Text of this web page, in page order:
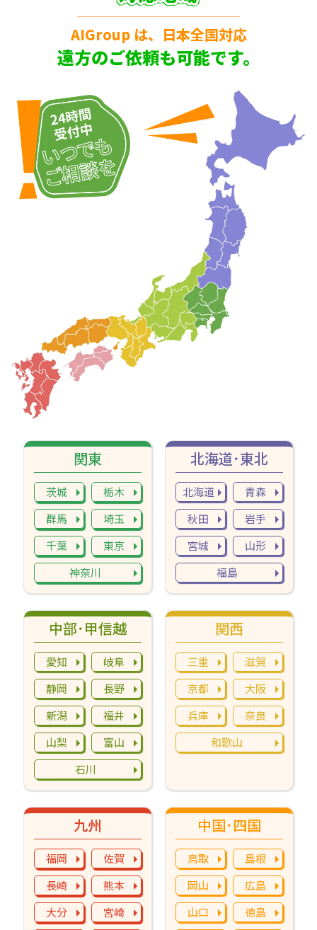
AIGroup は、日本全国対応
遠方のご依頼も可能です。
九州
福岡
佐賀
長崎
熊本
大分
宮崎
中国･四国
鳥取
島根
岡山
広島
山口
徳島
中部･甲信越
愛知
岐阜
静岡
長野
新潟
福井
山梨
富山
石川
関西
三重
滋賀
京都
大阪
兵庫
奈良
和歌山
関東
茨城
栃木
群馬
埼玉
千葉
東京
神奈川
北海道･東北
北海道
青森
秋田
岩手
宮城
山形
福島